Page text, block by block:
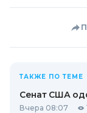
ТАКЖЕ ПО ТЕМЕ
Сенат США
Вчера 08:07